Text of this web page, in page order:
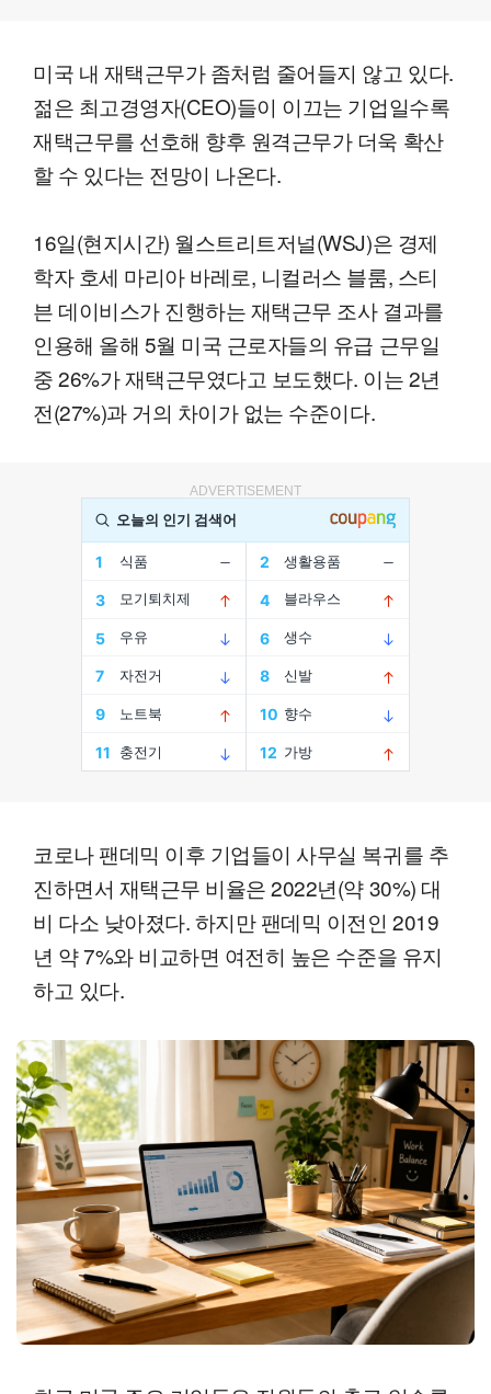
미국 내 재택근무가 좀처럼 줄어들지 않고 있다.
젊은 최고경영자(CEO)들이 이끄는 기업일수록
재택근무를 선호해 향후 원격근무가 더욱 확산
할 수 있다는 전망이 나온다.
16일(현지시간) 월스트리트저널(WSJ)은 경제
학자 호세 마리아 바레로, 니컬러스 블룸, 스티
븐 데이비스가 진행하는 재택근무 조사 결과를
인용해 올해 5월 미국 근로자들의 유급 근무일
중 26%가 재택근무였다고 보도했다. 이는 2년
전(27%)과 거의 차이가 없는 수준이다.
ADVERTISEMENT
코로나 팬데믹 이후 기업들이 사무실 복귀를 추
진하면서 재택근무 비율은 2022년(약 30%) 대
비 다소 낮아졌다. 하지만 팬데믹 이전인 2019
년 약 7%와 비교하면 여전히 높은 수준을 유지
하고 있다.